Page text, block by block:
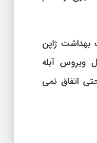
بهداشت ژاپن
کووید-۱۹، انتقال ویروس آبله
اتفاق نمی